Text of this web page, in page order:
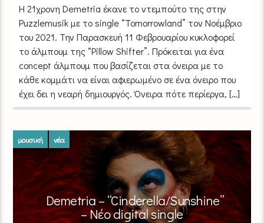
Η 21χρονη Demetria έκανε το ντεμπούτο της στην
Puzzlemusik με το single “Tomorrowland” τον Νοέμβριο
του 2021. Την Παρασκευή 11 Φεβρουαρίου κυκλοφορεί
το άλμπουμ της “Pillow Shifter”. Πρόκειται για ένα
concept άλμπουμ που βασίζεται στα όνειρα με το
κάθε κομμάτι να είναι αφιερωμένο σε ένα όνειρο που
έχει δει η νεαρή δημιουργός. Όνειρα πότε περίεργα, […]
μουσική νέα
Demetria – “Cinderella/Sunshine”
– Νέο digital single